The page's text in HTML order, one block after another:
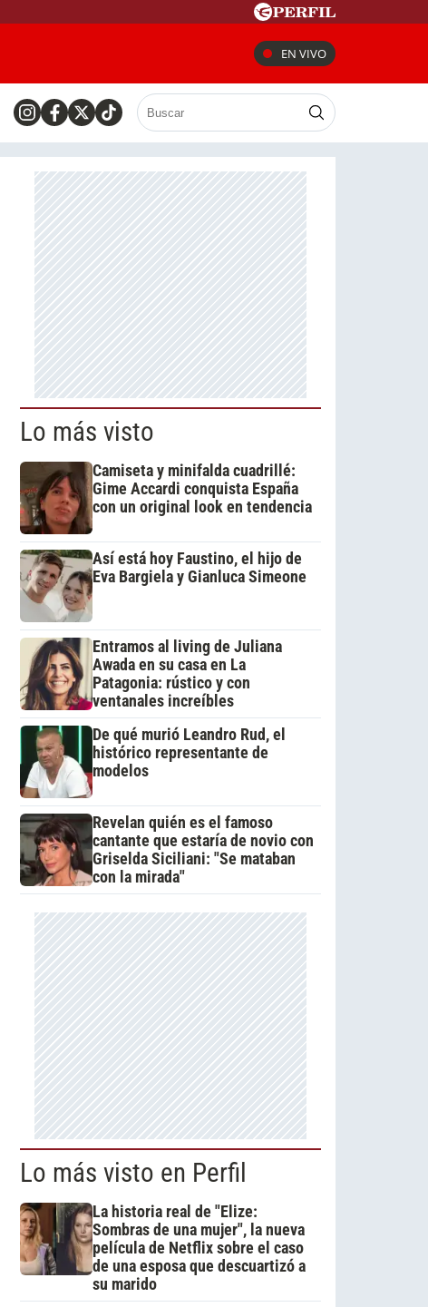
EN VIVO
Lo más visto
Camiseta y minifalda cuadrillé:
Gime Accardi conquista España
con un original look en tendencia
Así está hoy Faustino, el hijo de
Eva Bargiela y Gianluca Simeone
Entramos al living de Juliana
Awada en su casa en La
Patagonia: rústico y con
ventanales increíbles
De qué murió Leandro Rud, el
histórico representante de
modelos
Revelan quién es el famoso
cantante que estaría de novio con
Griselda Siciliani: "Se mataban
con la mirada"
Lo más visto en Perfil
La historia real de "Elize:
Sombras de una mujer", la nueva
película de Netflix sobre el caso
de una esposa que descuartizó a
su marido